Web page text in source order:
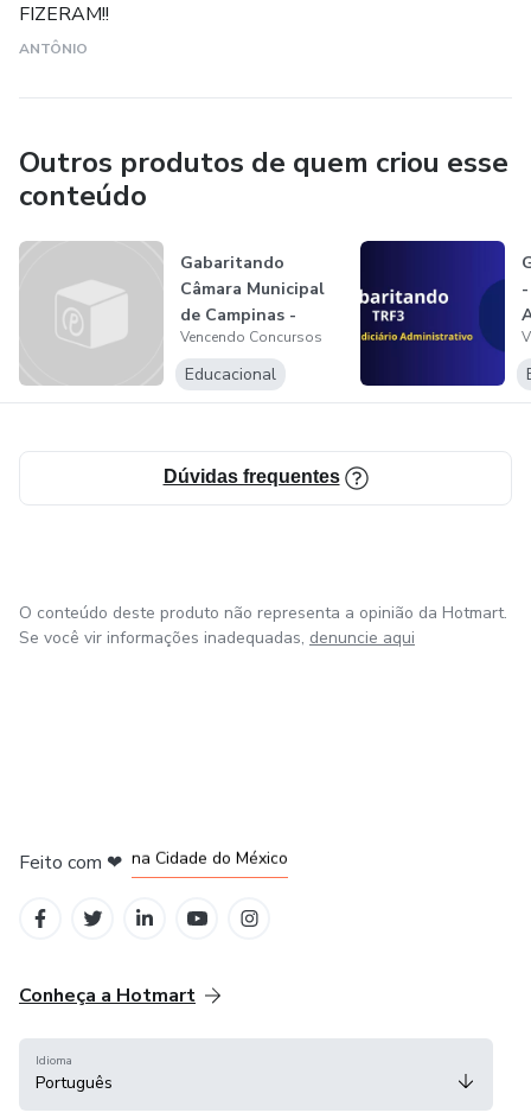
FIZERAM!!
ANTÔNIO
Outros produtos de quem criou esse
conteúdo
Gabaritando
Câmara Municipal
de Campinas -
Técnico Legislati...
Vencendo Concursos
Educacional
Dúvidas frequentes
O conteúdo deste produto não representa a opinião da Hotmart.
Se você vir informações inadequadas, denuncie aqui
Feito com ❤ na Cidade do México
Conheça a Hotmart
Idioma
Português